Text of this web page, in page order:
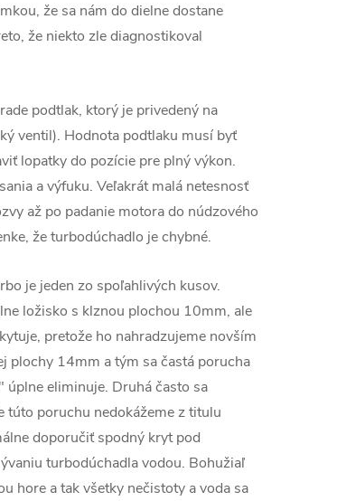
že sa nám do dielne dostane
že niekto zle diagnostikoval
podtlak, ktorý je privedený na
ventil). Hodnota podtlaku musí byť
lopatky do pozície pre plný výkon.
a výfuku. Veľakrát malá netesnosť
až po padanie motora do núdzového
že turbodúchadlo je chybné.
je jeden zo spoľahlivých kusov.
ložisko s klznou plochou 10mm, ale
pretože ho nahradzujeme novším
plochy 14mm a tým sa častá porucha
úplne eliminuje. Druhá často sa
túto poruchu nedokážeme z titulu
doporučiť spodný kryt pod
turbodúchadla vodou. Bohužiaľ
hore a tak všetky nečistoty a voda sa